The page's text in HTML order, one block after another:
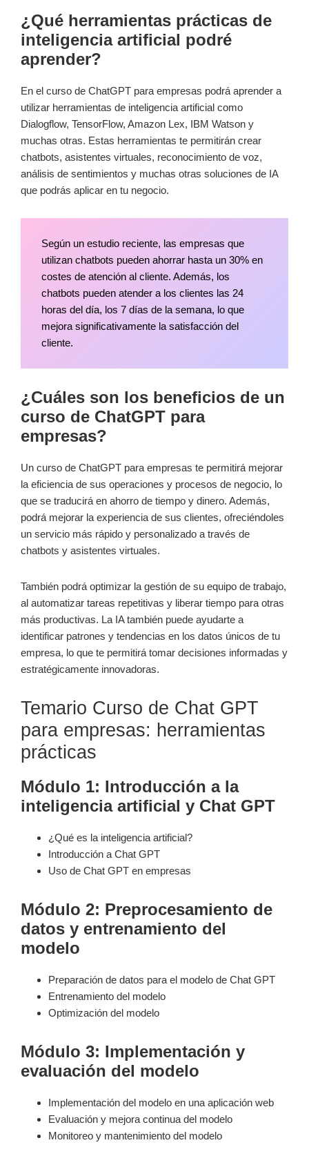
¿Qué herramientas prácticas de
inteligencia artificial podré
aprender?
En el curso de ChatGPT para empresas podrá aprender a
utilizar herramientas de inteligencia artificial como
Dialogflow, TensorFlow, Amazon Lex, IBM Watson y
muchas otras. Estas herramientas te permitirán crear
chatbots, asistentes virtuales, reconocimiento de voz,
análisis de sentimientos y muchas otras soluciones de IA
que podrás aplicar en tu negocio.
Según un estudio reciente, las empresas que
utilizan chatbots pueden ahorrar hasta un 30% en
costes de atención al cliente. Además, los
chatbots pueden atender a los clientes las 24
horas del día, los 7 días de la semana, lo que
mejora significativamente la satisfacción del
cliente.
¿Cuáles son los beneficios de un
curso de ChatGPT para
empresas?
Un curso de ChatGPT para empresas te permitirá mejorar
la eficiencia de sus operaciones y procesos de negocio, lo
que se traducirá en ahorro de tiempo y dinero. Además,
podrá mejorar la experiencia de sus clientes, ofreciéndoles
un servicio más rápido y personalizado a través de
chatbots y asistentes virtuales.
También podrá optimizar la gestión de su equipo de trabajo,
al automatizar tareas repetitivas y liberar tiempo para otras
más productivas. La IA también puede ayudarte a
identificar patrones y tendencias en los datos únicos de tu
empresa, lo que te permitirá tomar decisiones informadas y
estratégicamente innovadoras.
Temario Curso de Chat GPT
para empresas: herramientas
prácticas
Módulo 1: Introducción a la
inteligencia artificial y Chat GPT
¿Qué es la inteligencia artificial?
Introducción a Chat GPT
Uso de Chat GPT en empresas
Módulo 2: Preprocesamiento de
datos y entrenamiento del
modelo
Preparación de datos para el modelo de Chat GPT
Entrenamiento del modelo
Optimización del modelo
Módulo 3: Implementación y
evaluación del modelo
Implementación del modelo en una aplicación web
Evaluación y mejora continua del modelo
Monitoreo y mantenimiento del modelo